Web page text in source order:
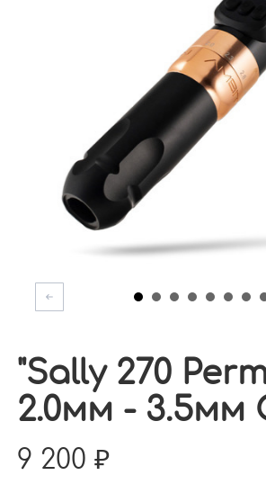
"Sally 270
2.0мм - 3.5мм
9 200